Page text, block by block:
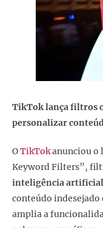
TikTok lança filtros
personalizar
OTikTokanunciou o
Keyword Filters”,
inteligência artificial
conteúdo indesejado
amplia a